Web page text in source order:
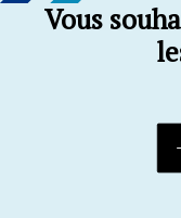
Vous